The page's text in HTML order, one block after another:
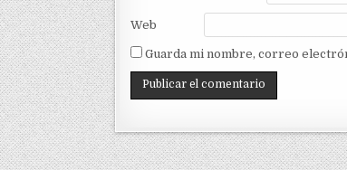
Web
Guarda mi nombre, correo